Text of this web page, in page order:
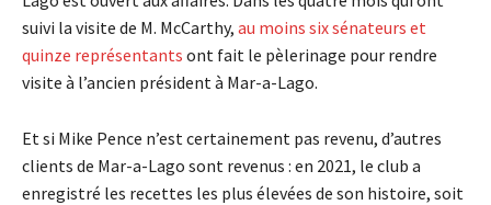
suivi la visite de M. McCarthy, au moins six sénateurs et
quinze représentants ont fait le pèlerinage pour rendre
visite à l’ancien président à Mar-a-Lago.
Et si Mike Pence n’est certainement pas revenu, d’autres
clients de Mar-a-Lago sont revenus : en 2021, le club a
enregistré les recettes les plus élevées de son histoire, soit